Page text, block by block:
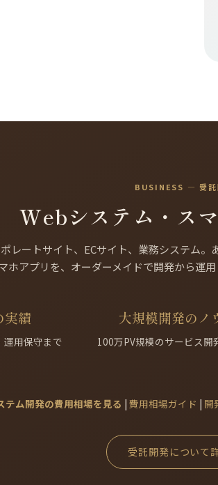
BUSINESS — 受託
Webシステム・ス
レートサイト、ECサイト、業務システム
ホアプリを、オーダーメイドで開発から運
実績
運用保守まで
大規模開発のノ
100万PV規模のサービス開
テム開発の費用相場を見る | 費用相場ガイド | 開
受託開発について